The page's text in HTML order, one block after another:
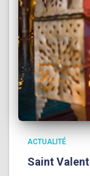
ACTUALITÉ
Saint